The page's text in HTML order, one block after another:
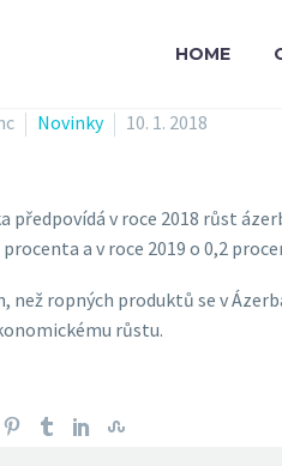
HOME
Novinky 10. 1. 2018
předpovídá v roce 2018 růst
a v roce 2019 o 0,2
než ropných produktů se v
růstu.